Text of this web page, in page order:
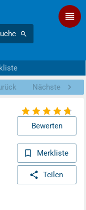
Nächste
Bewerten
Merkliste
Teilen